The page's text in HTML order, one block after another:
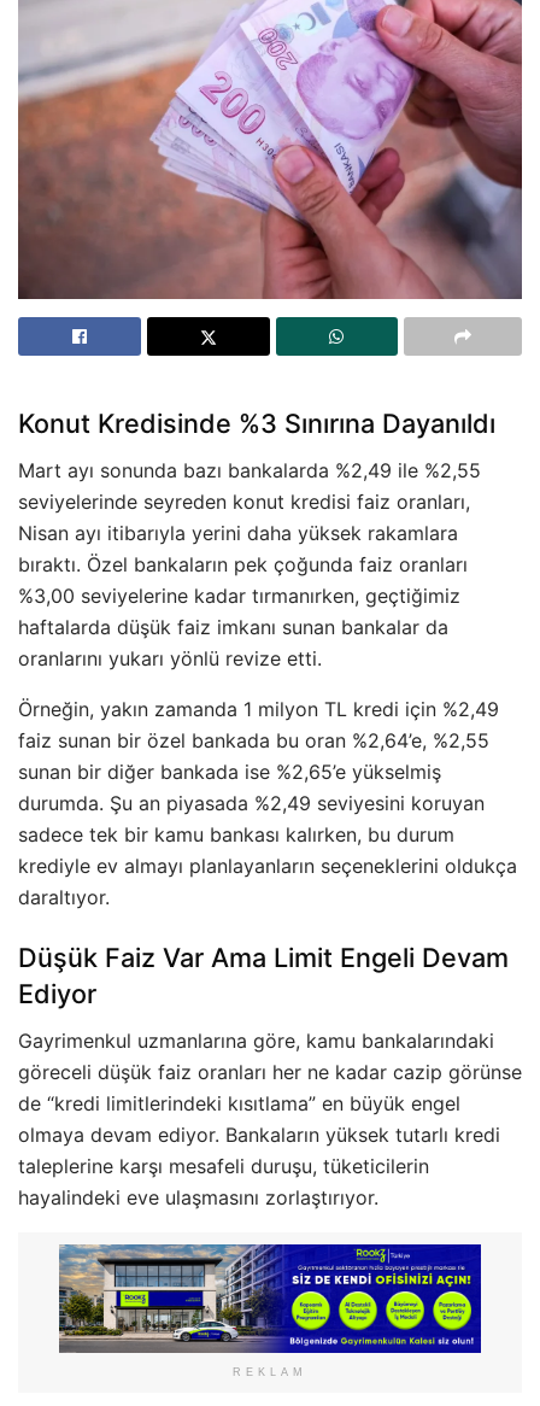
Konut Kredisinde %3 Sınırına Dayanıldı
Mart ayı sonunda bazı bankalarda %2,49 ile %2,55
seviyelerinde seyreden konut kredisi faiz oranları,
Nisan ayı itibarıyla yerini daha yüksek rakamlara
bıraktı. Özel bankaların pek çoğunda faiz oranları
%3,00 seviyelerine kadar tırmanırken, geçtiğimiz
haftalarda düşük faiz imkanı sunan bankalar da
oranlarını yukarı yönlü revize etti.
Örneğin, yakın zamanda 1 milyon TL kredi için %2,49
faiz sunan bir özel bankada bu oran %2,64’e, %2,55
sunan bir diğer bankada ise %2,65’e yükselmiş
durumda. Şu an piyasada %2,49 seviyesini koruyan
sadece tek bir kamu bankası kalırken, bu durum
krediyle ev almayı planlayanların seçeneklerini oldukça
daraltıyor.
Düşük Faiz Var Ama Limit Engeli Devam
Ediyor
Gayrimenkul uzmanlarına göre, kamu bankalarındaki
göreceli düşük faiz oranları her ne kadar cazip görünse
de “kredi limitlerindeki kısıtlama” en büyük engel
olmaya devam ediyor. Bankaların yüksek tutarlı kredi
taleplerine karşı mesafeli duruşu, tüketicilerin
hayalindeki eve ulaşmasını zorlaştırıyor.
REKLAM